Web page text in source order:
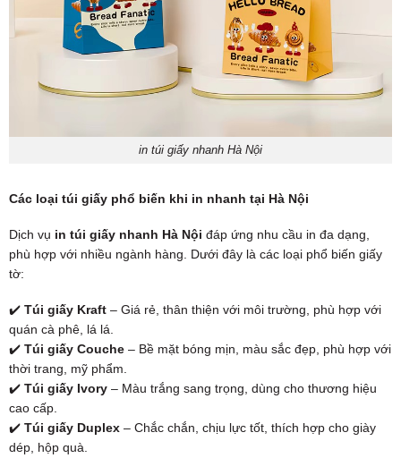
in túi giấy nhanh Hà Nội
Các loại túi giấy phổ biến khi in nhanh tại Hà Nội
Dịch vụ in túi giấy nhanh Hà Nội đáp ứng nhu cầu in đa dạng,
phù hợp với nhiều ngành hàng. Dưới đây là các loại phổ biến giấy
tờ:
✔️ Túi giấy Kraft– Giá rẻ, thân thiện với môi trường, phù hợp với
quán cà phê, lá lá.
✔️ Túi giấy Couche– Bề mặt bóng mịn, màu sắc đẹp, phù hợp với
thời trang, mỹ phẩm.
✔️ Túi giấy Ivory– Màu trắng sang trọng, dùng cho thương hiệu
cao cấp.
✔️ Túi giấy Duplex– Chắc chắn, chịu lực tốt, thích hợp cho giày
dép, hộp quà.